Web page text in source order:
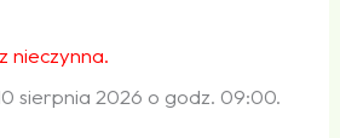
nieczynna.
sierpnia 2026 o godz. 09:00.